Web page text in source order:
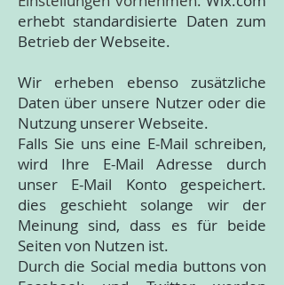
erhebt standardisierte Daten zum
Betrieb der Webseite.
Wir erheben ebenso zusätzliche
Daten über unsere Nutzer oder die
Nutzung unserer Webseite.
Falls Sie uns eine E-Mail schreiben,
wird Ihre E-Mail Adresse durch
unser E-Mail Konto gespeichert.
dies geschieht solange wir der
Meinung sind, dass es für beide
Seiten von Nutzen ist.
Durch die Social media buttons von